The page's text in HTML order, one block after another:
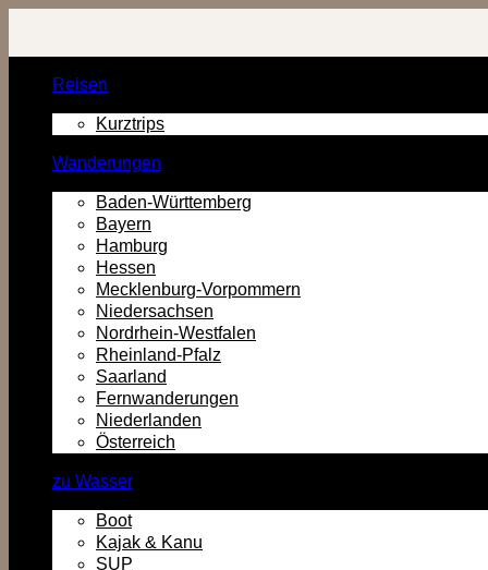
Inhalt
Reisen
Kurztrips
Wanderungen
Baden-Württemberg
Bayern
Hamburg
Hessen
Mecklenburg-Vorpommern
Niedersachsen
Nordrhein-Westfalen
Rheinland-Pfalz
Saarland
Fernwanderungen
Niederlanden
Österreich
zu Wasser
Boot
Kajak & Kanu
SUP